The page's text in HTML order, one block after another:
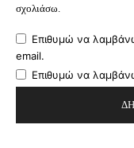
σχολιάσω.
Επιθυμώ να
email.
Επιθυμώ να